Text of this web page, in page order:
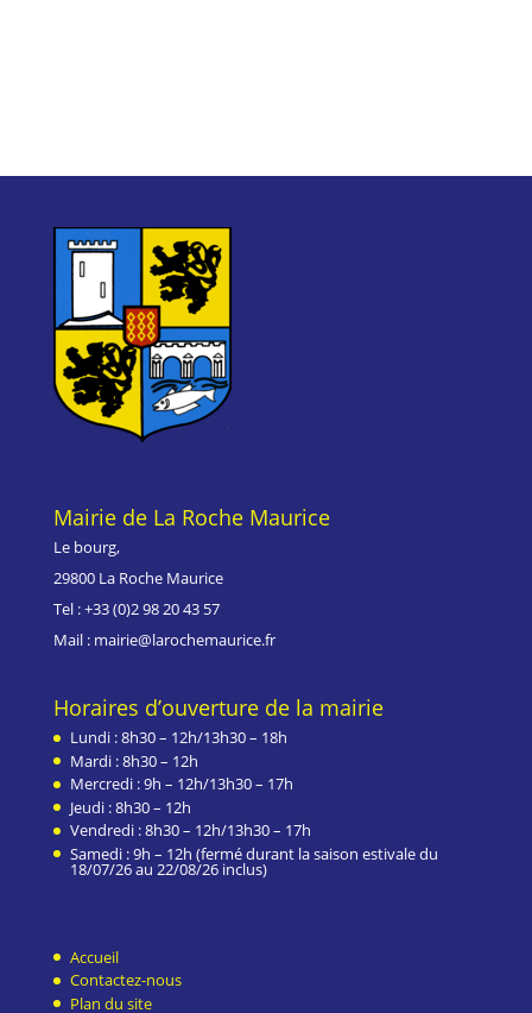
Mairie de La Roche Maurice
Le bourg,
29800 La Roche Maurice
Tel : +33 (0)2 98 20 43 57
Mail : mairie@larochemaurice.fr
Horaires d’ouverture de la mairie
Lundi : 8h30 – 12h/13h30 – 18h
Mardi : 8h30 – 12h
Mercredi : 9h – 12h/13h30 – 17h
Jeudi : 8h30 – 12h
Vendredi : 8h30 – 12h/13h30 – 17h
Samedi : 9h – 12h (fermé durant la saison estivale du
18/07/26 au 22/08/26 inclus)
Accueil
Contactez-nous
Plan du site